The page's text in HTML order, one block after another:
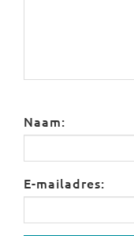
Naam:
E-mailadres: